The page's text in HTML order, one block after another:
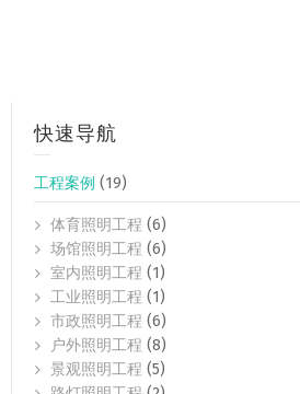
快速导航
工程案例 (19)
体育照明工程 (6)
场馆照明工程 (6)
室内照明工程 (1)
工业照明工程 (1)
市政照明工程 (6)
户外照明工程 (8)
景观照明工程 (5)